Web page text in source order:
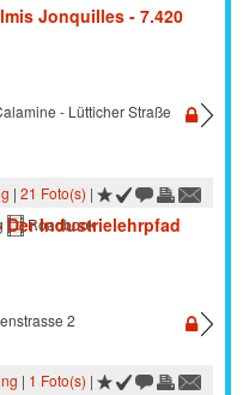
Jonquilles - 7.420
- Lütticher Straße
| 21 Foto(s) |
Roadbook
Industrielehrpfad
2
| 1 Foto(s) |